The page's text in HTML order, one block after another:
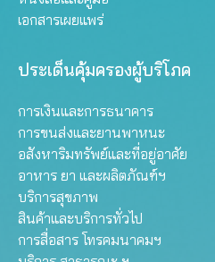
เอกสารเผยแพร่
ประเด็นคุ้มครองผู้บริโภค
การเงินและการธนาคาร
การขนส่งและยานพาหนะ
อสังหาริมทรัพย์และที่อยู่อาศัย
อาหาร ยา และผลิตภัณฑ์ฯ
บริการสุขภาพ
สินค้าและบริการทั่วไป
การสื่อสาร โทรคมนาคมฯ